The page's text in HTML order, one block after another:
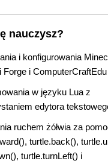
nauczysz?
i konfigurowania
Forge i ComputerCraftEdu
w języku Lua z
edytora
ruchem żółwia za
turtle.back(),
turtle.turnLeft() i